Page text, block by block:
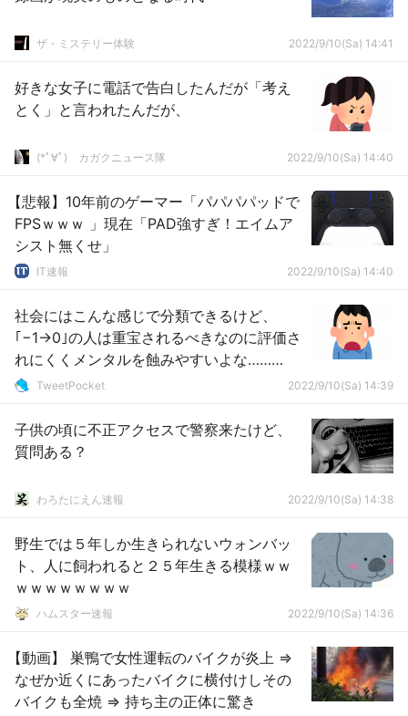
ザ・ミステリー体験 2022/9/10(Sa) 14:41
好きな女子に電話で告白したんだが「考え
とく」と言われたんだが、
(*ﾟ∀ﾟ)ゞカガクニュース隊 2022/9/10(Sa) 14:40
【悲報】10年前のゲーマー「パパパパッドで
FPSｗｗｗ 」現在「PAD強すぎ！エイムア
シスト無くせ」
IT速報 2022/9/10(Sa) 14:40
社会にはこんな感じで分類できるけど、
｢−1→0｣の人は重宝されるべきなのに評価さ
れにくくメンタルを蝕みやすいよな………
TweetPocket 2022/9/10(Sa) 14:39
子供の頃に不正アクセスで警察来たけど、
質問ある？
わろたにえん速報 2022/9/10(Sa) 14:38
野生では５年しか生きられないウォンバッ
ト、人に飼われると２５年生きる模様ｗｗ
ｗｗｗｗｗｗｗｗ
ハムスター速報 2022/9/10(Sa) 14:36
【動画】 巣鴨で女性運転のバイクが炎上 ⇒
なぜか近くにあったバイクに横付けしその
バイクも全焼 ⇒ 持ち主の正体に驚き